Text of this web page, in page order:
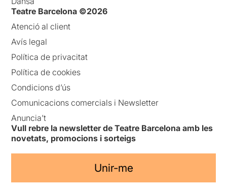
Teatre Barcelona ©2026
Atenció al client
Avís legal
Política de privacitat
Política de cookies
Condicions d’ús
Comunicacions comercials i Newsletter
Anuncia’t
Vull rebre la newsletter de Teatre Barcelona amb les
novetats, promocions i sorteigs
Unir-me